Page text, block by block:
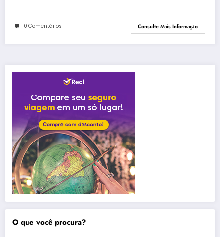
0 Comentários Consulte Mais Informação
O que você procura?